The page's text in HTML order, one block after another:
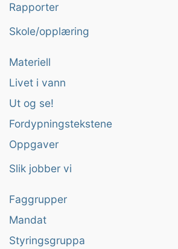
Rapporter
Skole/opplæring
Materiell
Livet i vann
Ut og se!
Fordypningstekstene
Oppgaver
Slik jobber vi
Faggrupper
Mandat
Styringsgruppa